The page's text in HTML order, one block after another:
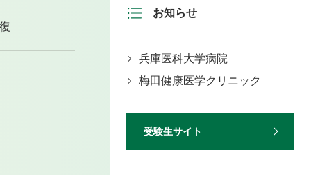
お知らせ
兵庫医科大学病院
梅田健康医学クリニック
受験生サイト